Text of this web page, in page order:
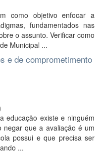
como objetivo enfocar a
fundamentados nas
o assunto. Verificar como
Municipal ...
e de comprometimento
educação existe e ninguém
negar que a avaliação é um
possui e que precisa ser
...